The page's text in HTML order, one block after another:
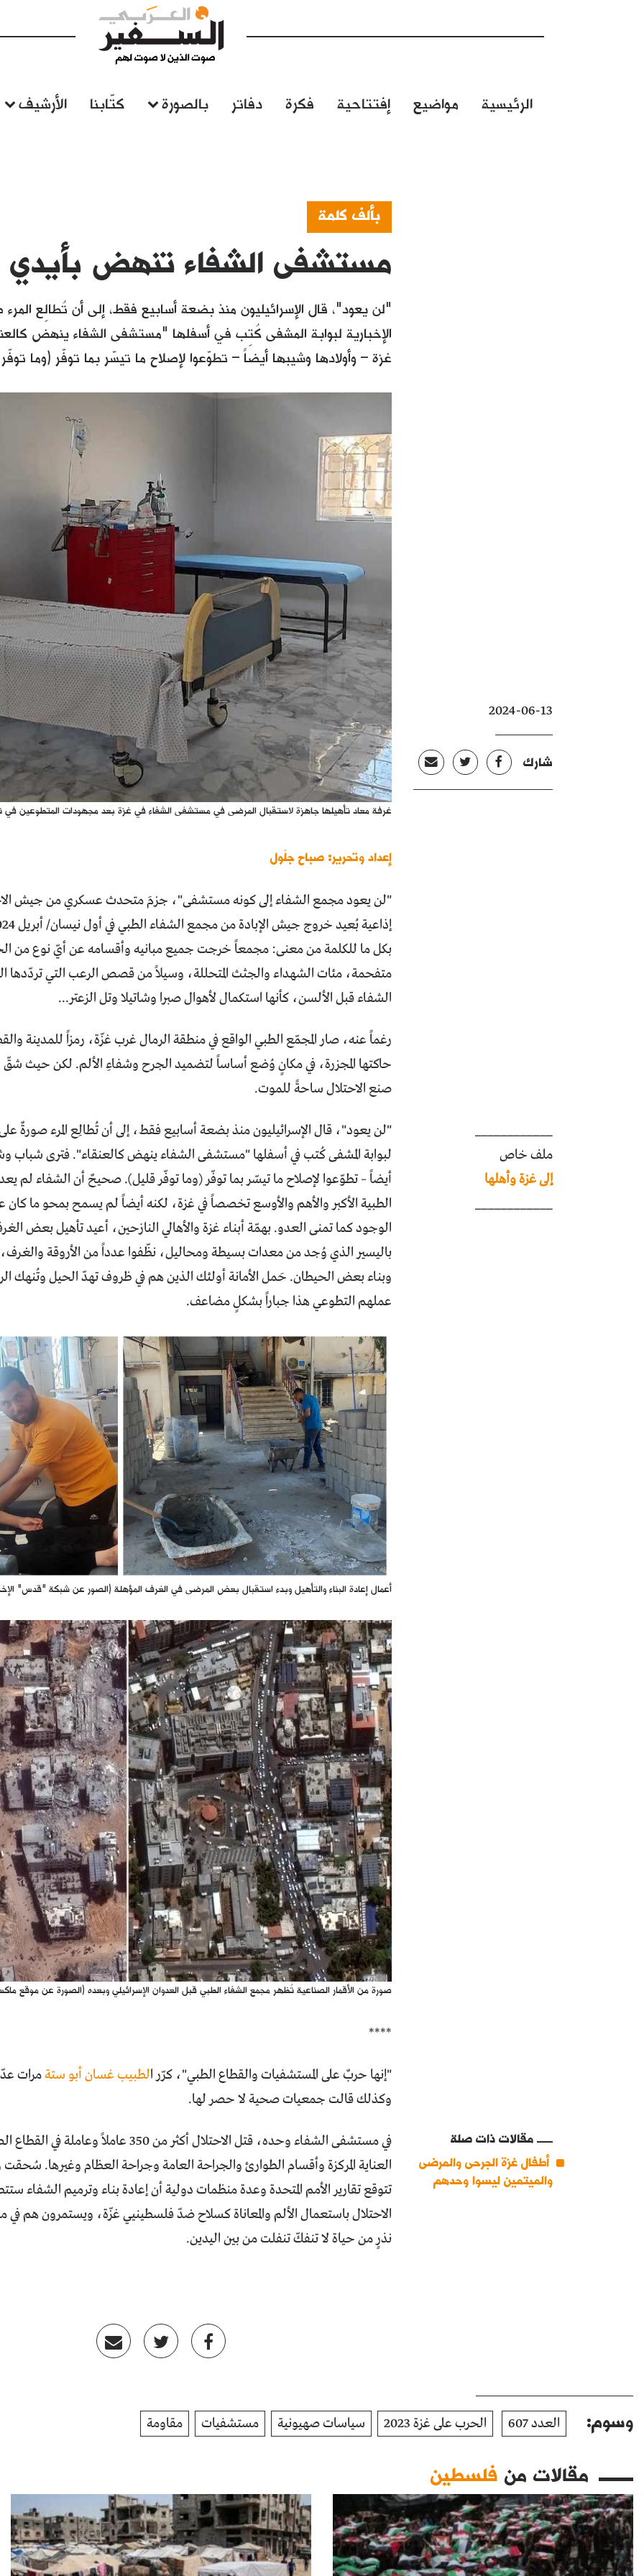
الرئيسية مواضيع إفتتاحية فكرة دفاتر بالصورة كتّابنا الأرشيف
بألف كلمة
مستشفى الشفاء تنهض بأيدي
"لن يعود"، قال الإسرائيليون منذ بضعة أسابيع فقط، إلى أن تُطالِع
الإخبارية لبوابة المشفى كُتِب في أسفلها "مستشفى الشفاء ينهض
غزة – وأولادها وشيبها أيضاً – تطوّعوا لإصلاح ما تيسّر بما توفّر (وما
2024-06-13
شارك
غرفة معاد تأهيلها جاهزة لاستقبال المرضى في مستشفى الشفاء في غزة بعد مجهودات المتطوعين في
إعداد وتحرير: صباح جلّول
"لن يعود مجمع الشفاء إلى كونه مستشفى"، جزمَ متحدث عسكري من جيش
بكل ما للكلمة من معنى: مجمعاً خرجت جميع مبانيه وأقسامه عن أيّ نوع من
متفحمة، مئات الشهداء والجثث المتحللة، وسيلاً من قصص الرعب التي تردّدها
الشفاء قبل الألسن، كأنها استكمال لأهوال صبرا وشاتيلا وتل الزعتر...
رغماً عنه، صار المجمّع الطبي الواقع في منطقة الرمال غرب غزّة، رمزاً للمدينة
حاكتها المجزرة، في مكانٍ وُضع أساساً لتضميد الجرح وشفاءِ الألم. لكن حيث شقّ
صنع الاحتلال ساحةً للموت.
____________
ملف خاص
إلى غزة وأهلها
____________
"لن يعود"، قال الإسرائيليون منذ بضعة أسابيع فقط، إلى أن تُطالِع المرء صورةٌ
لبوابة المشفى كُتب في أسفلها "مستشفى الشفاء ينهض كالعنقاء". فترى شباب
أيضاً – تطوّعوا لإصلاح ما تيسّر بما توفّر (وما توفّر قليل). صحيحٌ أن الشفاء لم
الطبية الأكبر والأهم والأوسع تخصصاً في غزة، لكنه أيضاً لم يسمح بمحو ما كان
الوجود كما تمنى العدو. بهمّة أبناء غزة والأهالي النازحين، أعيد تأهيل بعض
باليسير الذي وُجد من معدات بسيطة ومحاليل، نظّفوا عدداً من الأروقة
وبناء بعض الحيطان. حَمل الأمانة أولئك الذين هم في ظروف تهدّ الحيل وتُنهك
عملهم التطوعي هذا جباراً بشكلٍ مضاعف.
أعمال إعادة البناء والتأهيل وبدء استقبال بعض المرضى في الغرف المؤهلة (الصور عن شبكة "قدس"
صورة من الأقمار الصناعية تُظهر مجمع الشفاء الطبي قبل العدوان الإسرائيلي وبعده (الصورة عن موقع
****
"إنها حربٌ على المستشفيات والقطاع الطبي"، كرّر الطبيب غسان أبو ستةمرات
وكذلك قالت جمعيات صحية لا حصر لها.
مقالات ذات صلة
أطفال غزة الجرحى والمرضى
والميتمين ليسوا وحدهم
في مستشفى الشفاء وحده، قتل الاحتلال أكثر من
العناية المركزة وأقسام الطوارئ والجراحة العامة وجراحة العظام وغيرها. سُحقت وقُصفت 130
تتوقع تقارير الأمم المتحدة وعدة منظمات دولية أن إعادة بناء وترميم الشفاء
الاحتلال باستعمال الألم والمعاناة كسلاح ضدّ فلسطينيي غزّة، ويستمرون هم في
نذرٍ من حياة لا تنفكّ تنفلت من بين اليدين.
وسوم: العدد 607 الحرب على غزة 2023 سياسات صهيونية مستشفيات مقاومة
مقالات من فلسطين